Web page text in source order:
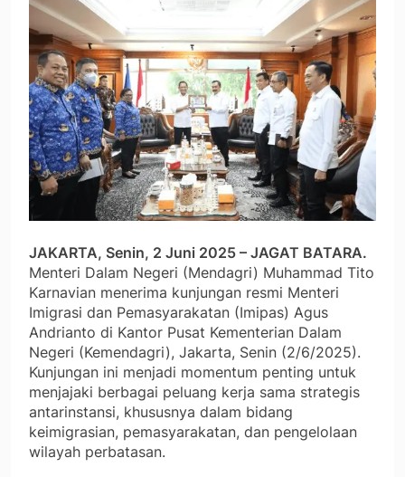
JAKARTA, Senin, 2 Juni 2025 – JAGAT BATARA.
Menteri Dalam Negeri (Mendagri) Muhammad Tito
Karnavian menerima kunjungan resmi Menteri
Imigrasi dan Pemasyarakatan (Imipas) Agus
Andrianto di Kantor Pusat Kementerian Dalam
Negeri (Kemendagri), Jakarta, Senin (2/6/2025).
Kunjungan ini menjadi momentum penting untuk
menjajaki berbagai peluang kerja sama strategis
antarinstansi, khususnya dalam bidang
keimigrasian, pemasyarakatan, dan pengelolaan
wilayah perbatasan.